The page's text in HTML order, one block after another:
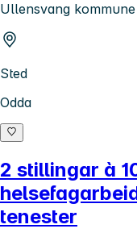
Ullensvang
Sted
Odda
2 stillingar à
tenester